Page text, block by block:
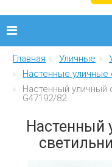
Люстры
Бра
Интерьерные
Главная Уличные
Настенные уличные
Настенный уличный
G47192/82
Настенный